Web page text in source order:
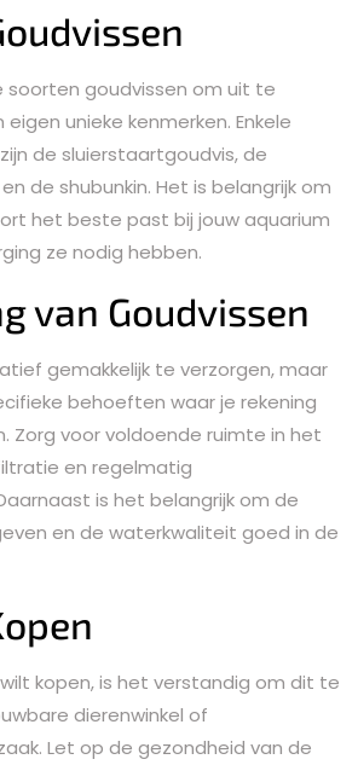
soorten goudvissen om uit te
unieke kenmerken. Enkele
de sluierstaartgoudvis, de
de shubunkin. Het is belangrijk om
het beste past bij jouw aquarium
ze nodig hebben.
van Goudvissen
gemakkelijk te verzorgen, maar
behoeften waar je rekening
Zorg voor voldoende ruimte in het
en regelmatig
is het belangrijk om de
en de waterkwaliteit goed in de
kopen, is het verstandig om dit te
dierenwinkel of
Let op de gezondheid van de